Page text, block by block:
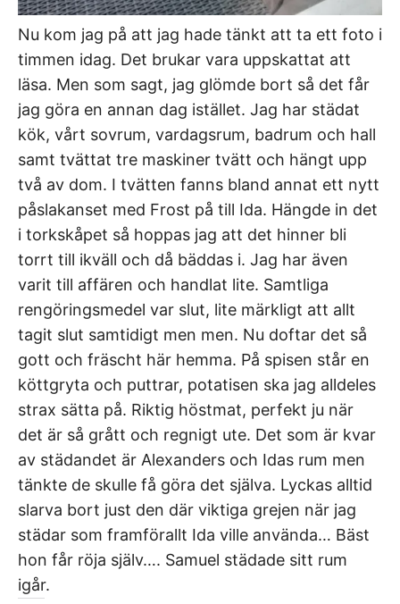
Nu kom jag på att jag hade tänkt att ta ett foto i
timmen idag. Det brukar vara uppskattat att
läsa. Men som sagt, jag glömde bort så det får
jag göra en annan dag istället. Jag har städat
kök, vårt sovrum, vardagsrum, badrum och hall
samt tvättat tre maskiner tvätt och hängt upp
två av dom. I tvätten fanns bland annat ett nytt
påslakanset med Frost på till Ida. Hängde in det
i torkskåpet så hoppas jag att det hinner bli
torrt till ikväll och då bäddas i. Jag har även
varit till affären och handlat lite. Samtliga
rengöringsmedel var slut, lite märkligt att allt
tagit slut samtidigt men men. Nu doftar det så
gott och fräscht här hemma. På spisen står en
köttgryta och puttrar, potatisen ska jag alldeles
strax sätta på. Riktig höstmat, perfekt ju när
det är så grått och regnigt ute. Det som är kvar
av städandet är Alexanders och Idas rum men
tänkte de skulle få göra det själva. Lyckas alltid
slarva bort just den där viktiga grejen när jag
städar som framförallt Ida ville använda… Bäst
hon får röja själv…. Samuel städade sitt rum
igår.